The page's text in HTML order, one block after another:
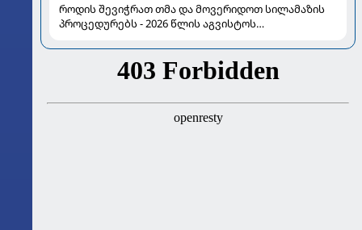
როდის შევიჭრათ თმა და მოვერიდოთ სილამაზის
პროცედურებს - 2026 წლის აგვისტოს